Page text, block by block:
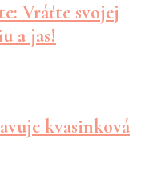
Vráťte svojej
a jas!
kvasinková